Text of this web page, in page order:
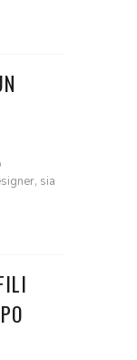
sia